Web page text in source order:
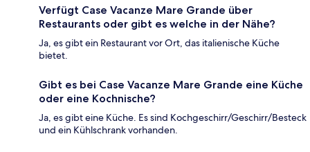
Verfügt Case Vacanze Mare Grande über
Restaurants oder gibt es welche in der Nähe?
Ja, es gibt ein Restaurant vor Ort, das italienische Küche
bietet.
Gibt es bei Case Vacanze Mare Grande eine Küche
oder eine Kochnische?
Ja, es gibt eine Küche. Es sind Kochgeschirr/Geschirr/Besteck
und ein Kühlschrank vorhanden.